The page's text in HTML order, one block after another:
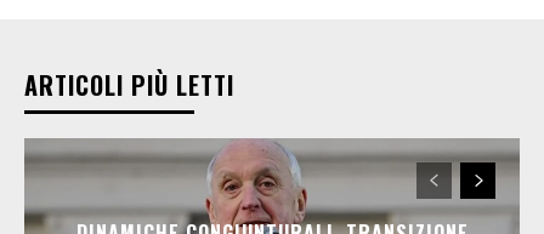
ARTICOLI PIÙ LETTI